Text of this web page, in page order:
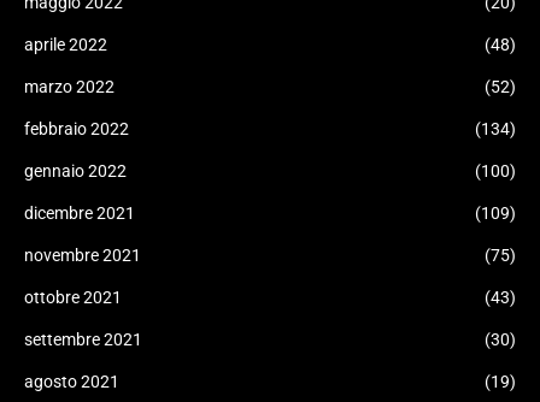
aprile 2022 (48)
marzo 2022 (52)
febbraio 2022 (134)
gennaio 2022 (100)
dicembre 2021 (109)
novembre 2021 (75)
ottobre 2021 (43)
settembre 2021 (30)
agosto 2021 (19)